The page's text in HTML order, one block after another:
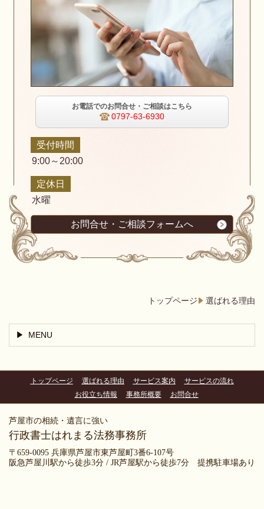
お電話でのお問合せ・ご相談はこちら
0797-63-6930
受付時間
9:00～20:00
定休日
水曜
お問合せ・ご相談フォームへ
トップページ 選ばれる理由
MENU
トップページ 選ばれる理由 サービス案内
サービスの流れ
お役立ち情報
事務所概要 お問合せ
芦屋市の相続・遺言に強い
行政書士はれまる法務事務所
〒659-0095 兵庫県芦屋市東芦屋町3番6-107号
阪急芦屋川駅から徒歩3分 / JR芦屋駅から徒歩7分 提携駐車場あり